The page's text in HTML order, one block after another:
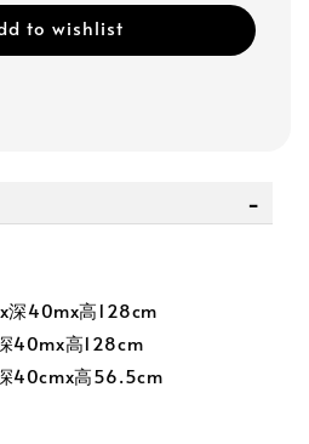
to wishlist
深40mx高128cm
40mx高128cm
40cmx高56.5cm